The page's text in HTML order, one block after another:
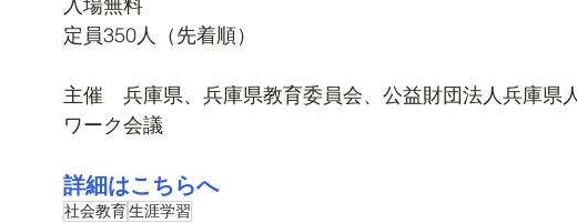
入場無料
定員350人（先着順）
主催　兵庫県、兵庫県教育委員会、公益財団法人兵庫県
ワーク会議
詳細はこちらへ
社会教育生涯学習